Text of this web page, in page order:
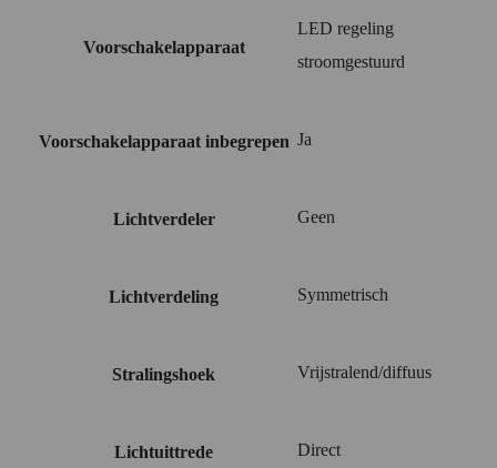
Voorschakelapparaat
LED regeling
stroomgestuurd
Voorschakelapparaat inbegrepen Ja
Lichtverdeler Geen
Lichtverdeling Symmetrisch
Stralingshoek Vrijstralend/diffuus
Lichtuittrede Direct